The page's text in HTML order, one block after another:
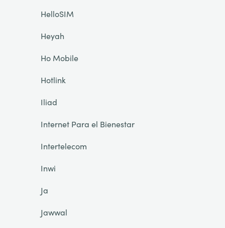
HelloSIM
Heyah
Ho Mobile
Hotlink
Iliad
Internet Para el Bienestar
Intertelecom
Inwi
Ja
Jawwal